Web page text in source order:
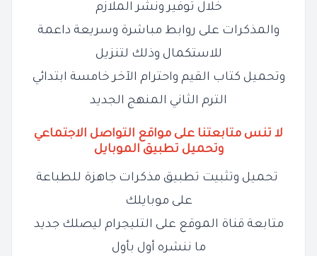
خلال توفير ونشر الملازم
والمذكرات على روابط مباشرة وسريعة داعمة
للاستكمال وذلك لتنزيل
وتحميل كتاب القيم واحترام الآخر خامسة ابتدائي
الترم الثاني المنهج الجديد
لا تنس متابعتنا على مواقع التواصل الاجتماعي
وتحميل تطبيق الموبايل
تحميل وتثبيت تطبيق مذكرات جاهزة للطباعة
على موبايلك
متابعة قناة الموقع على التليجرام ليصلك جديد
ما ننشره أول بأول